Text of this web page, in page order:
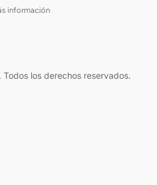
información
los derechos reservados.